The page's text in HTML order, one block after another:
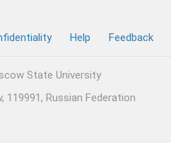
Help Feedback
State University
119991, Russian Federation